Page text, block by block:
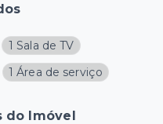
1 Sala de TV
1 Área de serviço
do Imóvel